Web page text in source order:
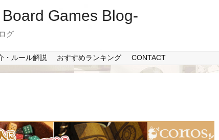
Games Blog-
グ
・ルール解説 おすすめランキング CONTACT